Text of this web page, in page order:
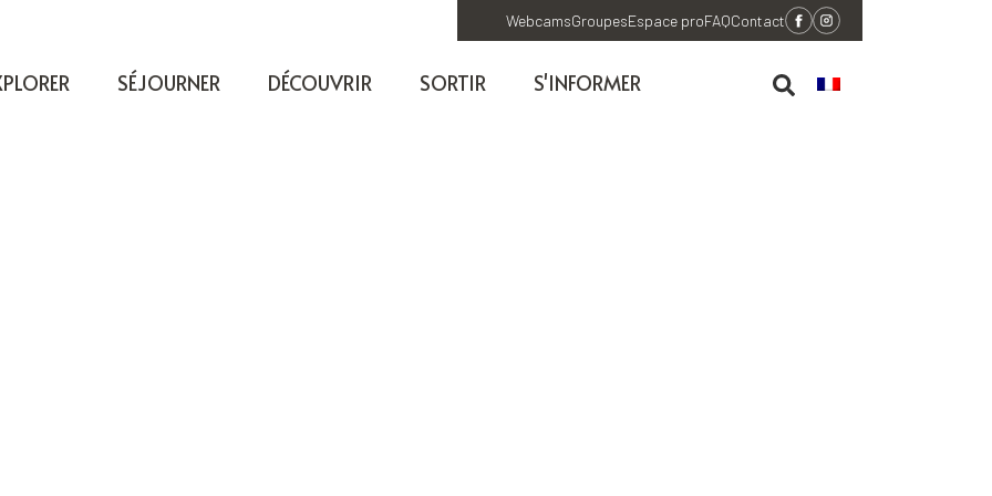
WebcamsGroupesEspace proFAQContact
SÉJOURNER DÉCOUVRIR SORTIR S'INFORMER